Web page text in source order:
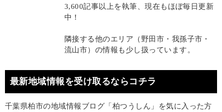
3,600記事以上を執筆、現在もほぼ毎日更新
中！
隣接する他のエリア（野田市・我孫子市・
流山市）の情報も少し扱っています。
最新地域情報を受け取るならコチラ
千葉県柏市の地域情報ブログ「柏つうしん」を気に入った方